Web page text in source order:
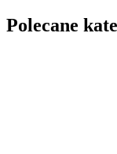
Polecane